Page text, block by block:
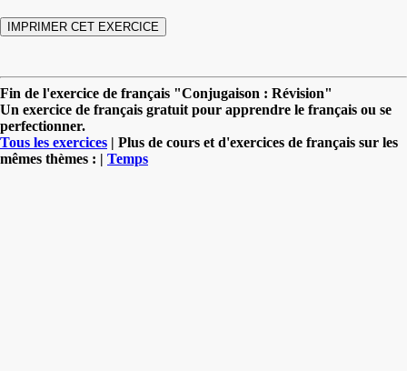
Fin de l'exercice de français "Conjugaison : Révision"
Un exercice de français gratuit pour apprendre le français ou se
perfectionner.
Tous les exercices | Plus de cours et d'exercices de français sur les
mêmes thèmes : | Temps